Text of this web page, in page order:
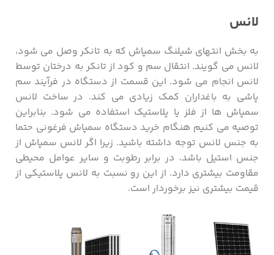
لانس
به بخش انتهای شیلنگ سمپاش که به تانکر وصل می شود،
لانس می گویند. انتقال سم و کود از تانکر به درختان توسط
لانس انجام می شود. این قسمت از دستگاه در فرآیند سم
پاشی به باغداران کمک زیادی می کند. در ساخت لانس
سمپاش ها از فلز یا پلاستیک استفاده می شود. بنابراین
توصیه می کنیم هنگام خرید دستگاه سمپاش فرغونی حتما
به جنس لانس توجه داشته باشید. زیرا اگر لانس سمپاش از
جنس استیل باشد، در برابر رطوبت و سایر عوامل محیطی
مقاومت بیشتری دارد. از این رو نسبت به لانس پلاستیکی از
قیمت بیشتری نیز برخوردار است.